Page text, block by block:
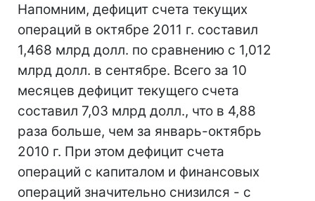
Напомним, дефицит счета текущих
операций в октябре 2011 г. составил
1,468 млрд долл. по сравнению с 1,012
млрд долл. в сентябре. Всего за 10
месяцев дефицит текущего счета
составил 7,03 млрд долл., что в 4,88
раза больше, чем за январь-октябрь
2010 г. При этом дефицит счета
операций с капиталом и финансовых
операций значительно снизился - с